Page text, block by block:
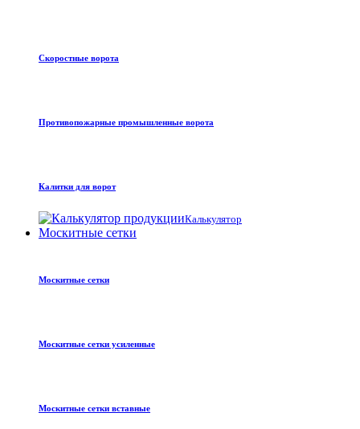
Скоростные ворота
Противопожарные промышленные ворота
Калитки для ворот
Калькулятор
Москитные сетки
Москитные сетки
Москитные сетки усиленные
Москитные сетки вставные